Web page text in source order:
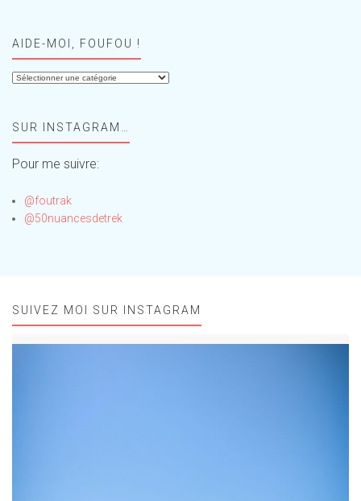
AIDE-MOI, FOUFOU !
Aide-
!SUR INSTAGRAM…
Pour me suivre:
@foutrak
@50nuancesdetrek
SUIVEZ MOI SUR INSTAGRAM